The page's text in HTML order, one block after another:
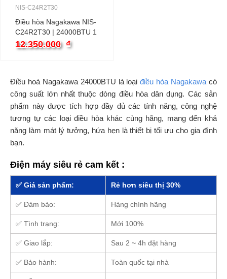
NIS-C24R2T30
Điều hòa Nagakawa NIS-
C24R2T30 | 24000BTU 1
chiều inverter
12.350.000 ₫
Điều hoà Nagakawa 24000BTU là loạiđiều hòa Nagakawa có
công suất lớn nhất thuộc dòng điều hòa dân dụng. Các sản
phẩm này được tích hợp đầy đủ các tính năng, công nghệ
tương tự các loại điều hòa khác cùng hãng, mang đến khả
năng làm mát lý tưởng, hứa hẹn là thiết bị tối ưu cho gia đình
bạn.
Điện máy siêu rẻ cam kết :
✅ Giá sản phẩm: Rẻ hơn siêu thị 30%
✅ Đảm bảo: Hàng chính hãng
✅ Tình trạng: Mới 100%
✅ Giao lắp: Sau 2 ~ 4h đặt hàng
✅ Bảo hành: Toàn quốc tại nhà